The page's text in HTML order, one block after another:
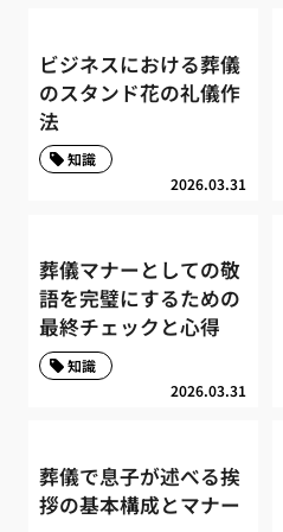
ビジネスにおける葬儀
のスタンド花の礼儀作
法
2026.03.31
知識
葬儀マナーとしての敬
語を完璧にするための
最終チェックと心得
2026.03.31
知識
葬儀で息子が述べる挨
拶の基本構成とマナー